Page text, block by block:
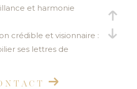
et harmonie
crédible et visionnaire :
ses lettres de
LES CRITÈRES
PARKING
PAR